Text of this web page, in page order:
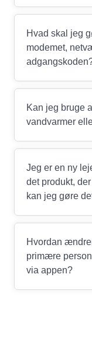
Hvad skal jeg
modemet,
Kan jeg bruge
vandvarmer
Jeg er en ny
det produkt,
kan jeg gøre
Hvordan
primære
via appen?